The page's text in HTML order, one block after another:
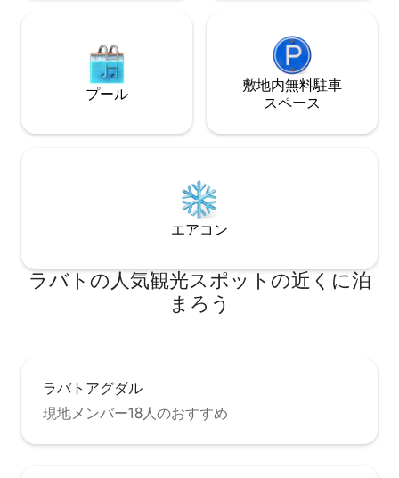
プール
敷地内無料駐⁠車
ス⁠ペ⁠ー⁠ス
エアコン
ラバトの人気観光スポットの近くに泊
まろう
ラバトアグダル
現地メンバー18人のおすすめ